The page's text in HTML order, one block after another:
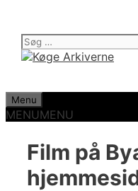
indhold
Søg
efter:
Menu
MENUMENU
Film på